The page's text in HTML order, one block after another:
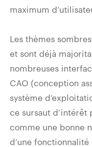
maximum
Les thèmes
et sont déjà
nombreuses
CAO (conception
système
ce sursaut d’intérêt
comme une bonne
d’une